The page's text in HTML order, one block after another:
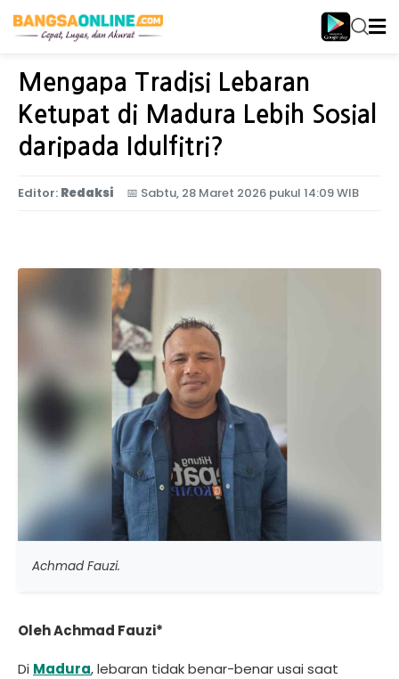
Home Jawa Timur
Mengapa Tradisi Lebaran
Ketupat di Madura Lebih Sosial
daripada Idulfitri?
Editor: Redaksi 📅 Sabtu, 28 Maret 2026 pukul 14:09 WIB
Achmad Fauzi.
Oleh Achmad Fauzi*
Di Madura, lebaran tidak benar-benar usai saat